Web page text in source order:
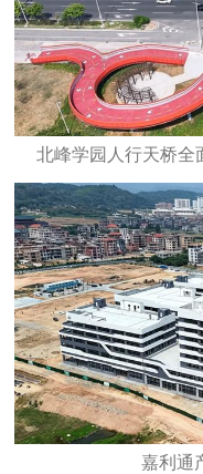
北峰学园人行天桥全
嘉利通